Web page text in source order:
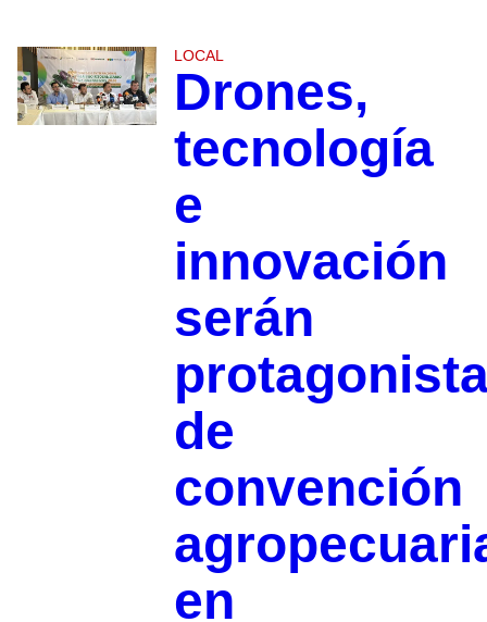
LOCAL
Drones,
tecnología
e
innovación
serán
de
convención
en